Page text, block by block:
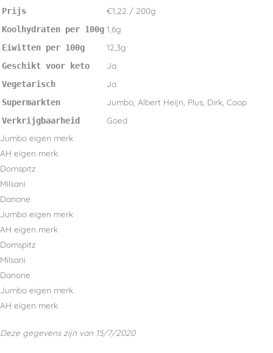
Prijs €1,22 / 200g
Koolhydraten per 100g 1,6g
Eiwitten per 100g 12,3g
Geschikt voor keto Ja
Vegetarisch Ja
Supermarkten Jumbo, Albert Heijn, Plus, Dirk, Coop
Verkrijgbaarheid
Goed
Jumbo eigen merk
AH eigen merk
Domspitz
Milsani
Danone
Jumbo eigen merk
AH eigen merk
Domspitz
Milsani
Danone
Jumbo eigen merk
AH eigen merk
Deze gegevens zijn van 15/7/2020